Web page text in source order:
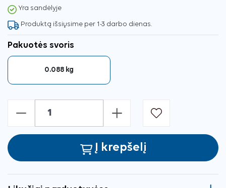
Yra sandėlyje
Produktą išsiųsime per 1-3 darbo dienas.
Pakuotės svoris
0.088 kg
- +
Į krepšelį